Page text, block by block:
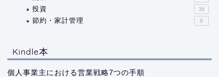
投資 39
節約・家計管理 8
Kindle本
個人事業主における営業戦略7つの手順